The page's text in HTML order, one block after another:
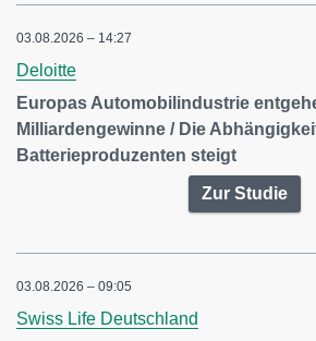
03.08.2026 – 14:27
Deloitte
Europas Automobilindustrie
Milliardengewinne / Die
Batterieproduzenten steigt
Zur Studie
03.08.2026 – 09:05
Swiss Life Deutschland